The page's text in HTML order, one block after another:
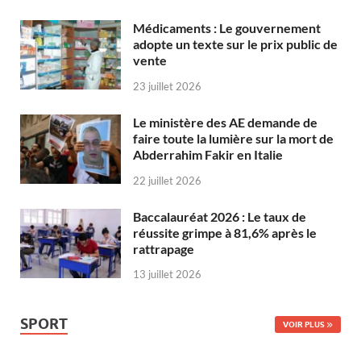
Médicaments : Le gouvernement
adopte un texte sur le prix public de
vente
23 juillet 2026
Le ministère des AE demande de
faire toute la lumière sur la mort de
Abderrahim Fakir en Italie
22 juillet 2026
Baccalauréat 2026 : Le taux de
réussite grimpe à 81,6% après le
rattrapage
13 juillet 2026
SPORT VOIR PLUS